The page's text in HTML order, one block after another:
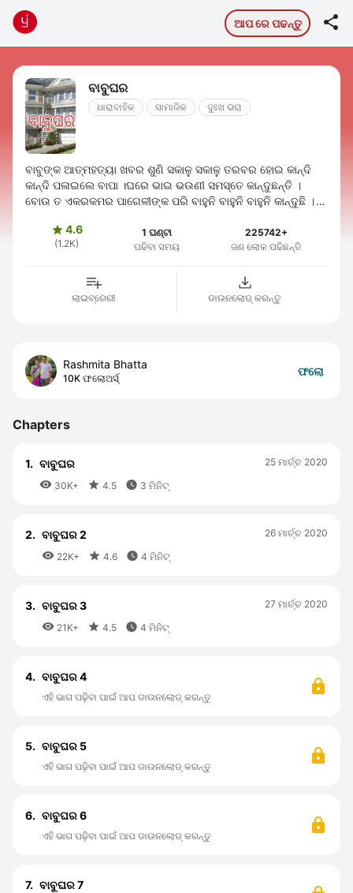
ଆପ ରେ ପଢନ୍ତୁ 
ବାବୁଘର
ଧାରାବାହିକ ସାମାଜିକ ଦୁଃଖ ଭରା
ବାବୁଙ୍କ ଆତ୍ମହତ୍ୟା ଖବର ଶୁଣି ସକାଳୁ ସକାଳୁ ତରବର ହୋଇ କାନ୍ଦି
କାନ୍ଦି ପଳାଇଲେ ବାପା ।ଘରେ ଭାଇ ଭଉଣୀ ସମସ୍ତେ କାନ୍ଦୁଛନ୍ତି ।
ବୋଉ ତ ଏକରକମର ପାଗେଳୀଙ୍କ ପରି ବାହୁନି ବାହୁନି ବାହୁନି କାନ୍ଦୁଛି ।
4.6
(1.2K)
1 ଘଣ୍ଟା
ପଢିବା ସମୟ
225742+
ଜଣ ଲୋକ ପଢିଛନ୍ତି
ଲାଇବ୍ରେରୀ ଡାଉନଲୋଡ୍ କରନ୍ତୁ
Rashmita Bhatta
10K ଫଲୋଅର୍ସ୍
ଫଲୋ
Chapters
1. ବାବୁଘର
 30K+  4.5  3 ମିନିଟ୍
25 ମାର୍ଚ୍ଚ 2020
2. ବାବୁଘର 2
 22K+  4.6  4 ମିନିଟ୍
26 ମାର୍ଚ୍ଚ 2020
3. ବାବୁଘର 3
 21K+  4.5  4 ମିନିଟ୍
27 ମାର୍ଚ୍ଚ 2020
4. ବାବୁଘର 4
ଏହି ଭାଗ ପଢ଼ିବା ପାଇଁ ଆପ ଡାଉନଲୋଡ୍ କରନ୍ତୁ
5. ବାବୁଘର 5
ଏହି ଭାଗ ପଢ଼ିବା ପାଇଁ ଆପ ଡାଉନଲୋଡ୍ କରନ୍ତୁ
6. ବାବୁଘର 6
ଏହି ଭାଗ ପଢ଼ିବା ପାଇଁ ଆପ ଡାଉନଲୋଡ୍ କରନ୍ତୁ
7. ବାବୁଘର 7